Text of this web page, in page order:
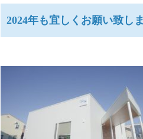
2024年も宜しくお願い致し